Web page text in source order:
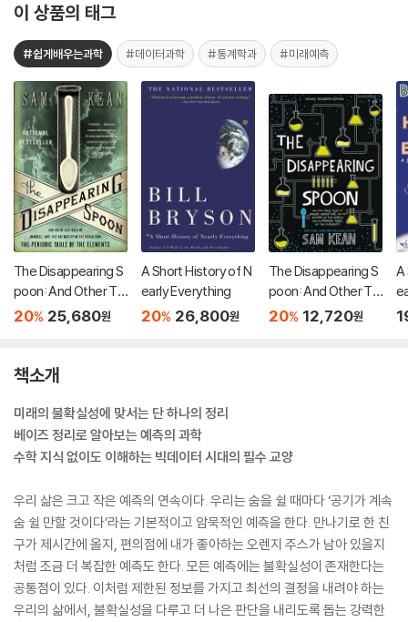
이 상품의 태그
#쉽게배우는과학 #데이터과학 #통계학과 #미래예측
The Disappearing S
poon: And Other Tru
e Tales of Madness,
the Periodic Table o
20% 25,680원
A Short History of N
early Everything
20% 26,800원
The Disappearing S
poon: And Other Tru
e Tales of Rivalry, A
20% 12,720원
A
책소개
미래의 불확실성에 맞서는 단 하나의 정리
베이즈 정리로 알아보는 예측의 과학
수학 지식 없이도 이해하는 빅데이터 시대의 필수 교양
우리 삶은 크고 작은 예측의 연속이다. 우리는 숨을 쉴 때마다 ‘공기가 계속
숨 쉴 만할 것이다’라는 기본적이고 암묵적인 예측을 한다. 만나기로 한 친
구가 제시간에 올지, 편의점에 내가 좋아하는 오렌지 주스가 남아 있을지
처럼 조금 더 복잡한 예측도 한다. 모든 예측에는 불확실성이 존재한다는
공통점이 있다. 이처럼 제한된 정보를 가지고 최선의 결정을 내려야 하는
우리의 삶에서, 불확실성을 다루고 더 나은 판단을 내리도록 돕는 강력한